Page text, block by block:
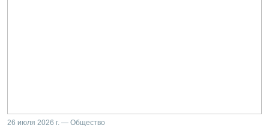
26 июля 2026 г. — Общество